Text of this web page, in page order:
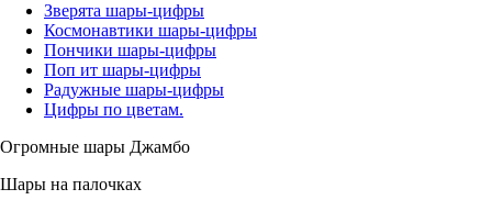
Зверята шары-цифры
Космонавтики шары-цифры
Пончики шары-цифры
Поп ит шары-цифры
Радужные шары-цифры
Цифры по цветам.
Огромные шары Джамбо
Шары на палочках